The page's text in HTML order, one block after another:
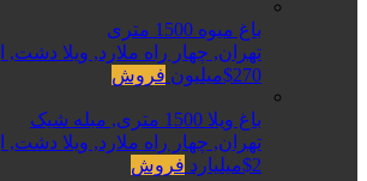
باغ میوه 1500 متری
تهران, چهار راه ملارد, ویلا دشت,
$270میلیون
فروش
باغ ویلا 1500 متری, مبله شیک
تهران, چهار راه ملارد, ویلا دشت,
$2میلیارد
فروش